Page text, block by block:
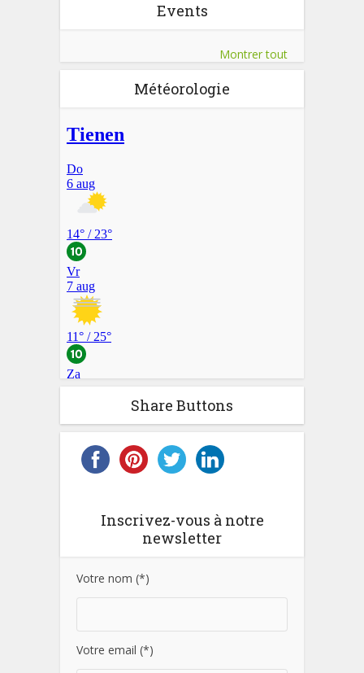
Events
Montrer tout
Météorologie
Share Buttons
Inscrivez-vous à notre
newsletter
Votre nom (*)
Votre email (*)